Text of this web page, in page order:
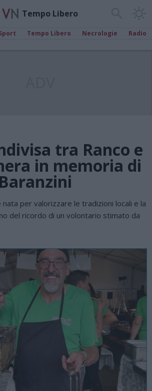
Tempo Libero
Tempo Libero Necrologie Radio
tra Ranco e
in memoria di
nata per valorizzare le tradizioni locali e la
del ricordo di un volontario stimato da